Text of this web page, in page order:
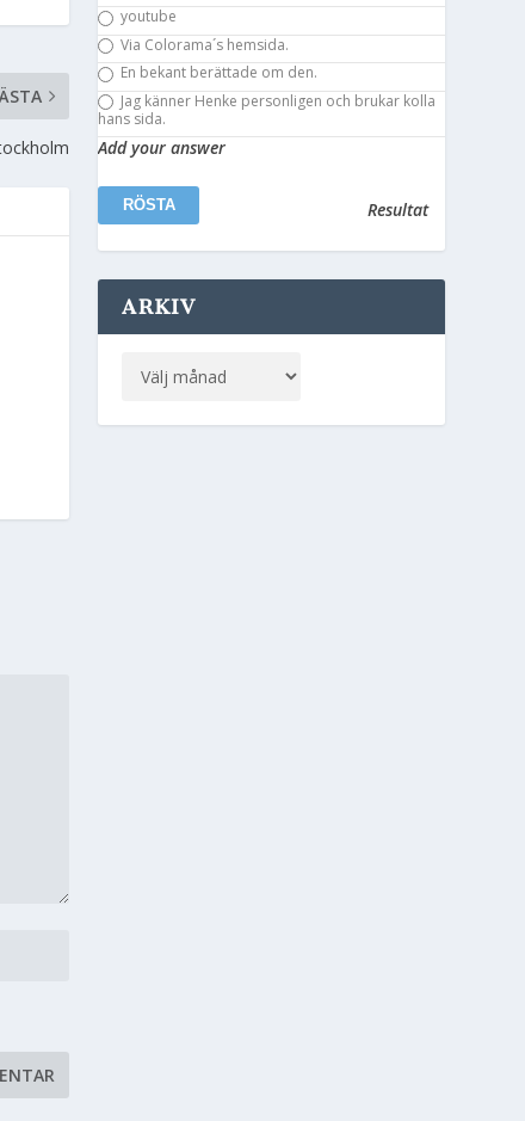
youtube
Via Colorama´s hemsida.
En bekant berättade om den.
Jag känner Henke personligen och brukar kolla
hans sida.
Add your answer
Resultat
ARKIV